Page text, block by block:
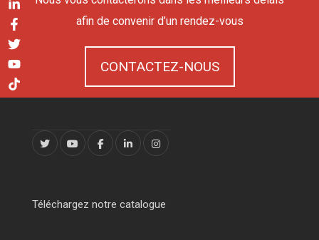
afin de convenir d’un rendez-vous
CONTACTEZ-NOUS
Téléchargez notre catalogue